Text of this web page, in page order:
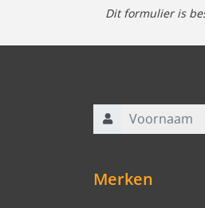
Dit formulier is
Merken